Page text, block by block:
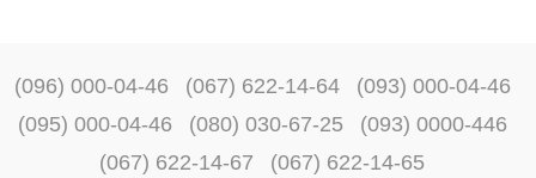
(096) 000-04-46 (067) 622-14-64
(093) 000-04-46
(095) 000-04-46
(080) 030-67-25
(093) 0000-446
(067) 622-14-67
(067) 622-14-65